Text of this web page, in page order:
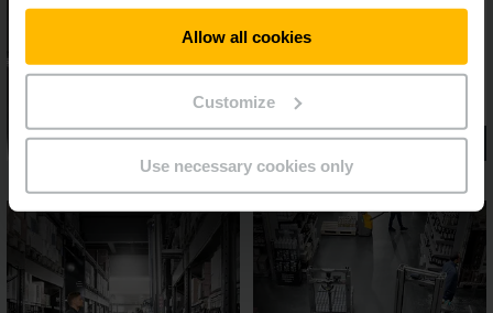
Allow all cookies
Customize
Use necessary cookies only